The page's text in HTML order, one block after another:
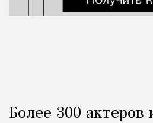
Более 300 актеров